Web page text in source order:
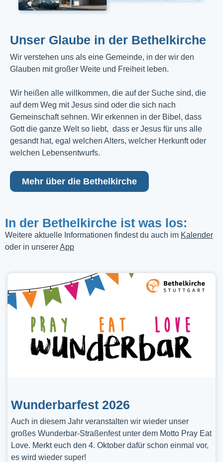
Unser Glaube in der Bethelkirche
Wir verstehen uns als eine Gemeinde, in der wir den
Glauben mit großer Weite und Freiheit leben.
Wir heißen alle willkommen, die auf der Suche sind, die
auf dem Weg mit Jesus sind oder die sich nach
Gemeinschaft sehnen. Wir erkennen in der Bibel, dass
Gott die ganze Welt so liebt, dass er Jesus für uns alle
gesandt hat, egal welchen Alters, welcher Herkunft oder
welchen Lebensentwurfs.
Mehr über die Bethelkirche
In der Bethelkirche ist was los:
Weitere aktuelle Informationen findest du auch im Kalender
oder in unsererApp
Wunderbarfest 2026
Auch in diesem Jahr veranstalten wir wieder unser
großes Wunderbar-Straßenfest unter dem Motto Pray Eat
Love. Merkt euch den 4. Oktober dafür schon einmal vor,
es wird wieder super!